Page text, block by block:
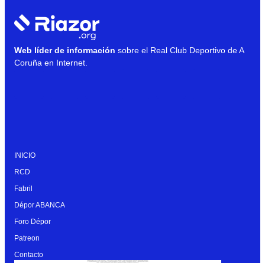
Web líder de información sobre el Real Club Deportivo de A
Coruña en Internet.
INICIO
RCD
Fabril
Dépor ABANCA
Foro Dépor
Patreon
Contacto